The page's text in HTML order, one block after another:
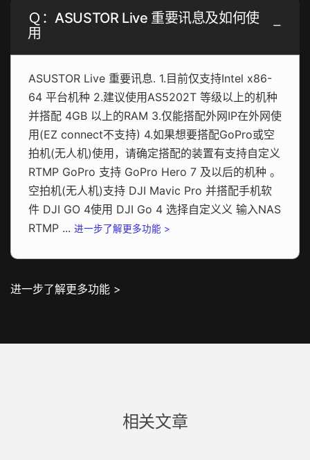
Ｑ：ASUSTOR Live 重要讯息及如何使
用
ASUSTOR Live 重要讯息. 1.目前仅支持Intel x86-
64 平台机种 2.建议使用AS5202T 等级以上的机种
并搭配 4GB 以上的RAM 3.仅能搭配外网IP在外网使
用(EZ connect不支持) 4.如果想要搭配GoPro或空
拍机(无人机)使用，请确定搭配的装置有支持自定义
RTMP GoPro 支持 GoPro Hero 7 及以后的机种 。
空拍机(无人机)支持 DJI Mavic Pro 并搭配手机软
件 DJI GO 4使用 DJI Go 4 选择自定义义 输入NAS
RTMP ... 进一步了解更多功能 >
进一步了解更多功能 >
相关文章